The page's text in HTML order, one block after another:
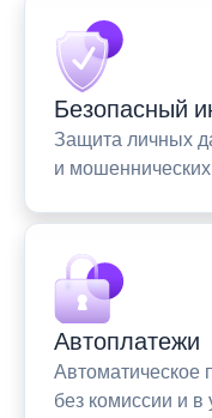
Безопасный
Защита личных
и
Автоплатежи
Автоматическое
без комиссии и в